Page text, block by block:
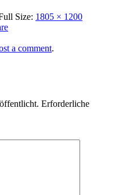
Size: 1805 × 1200
a comment.
Erforderliche